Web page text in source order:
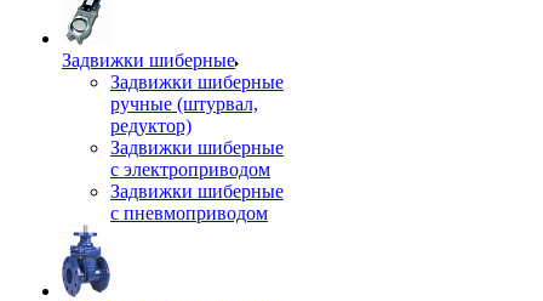
Задвижки шиберные
Задвижки шиберные
ручные (штурвал,
редуктор)
Задвижки шиберные
с электроприводом
Задвижки шиберные
с пневмоприводом